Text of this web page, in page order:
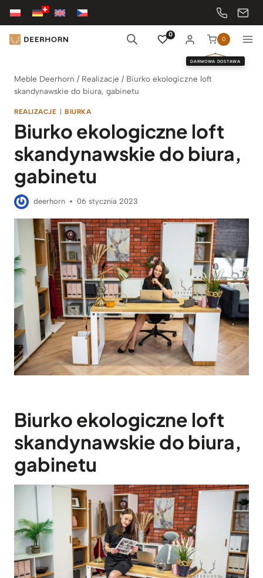
Przejdź
treści
0
0
DARMOWA DOSTAWA
Meble Deerhorn / Realizacje / Biurko ekologiczne loft
skandynawskie do biura, gabinetu
REALIZACJE | BIURKA
Biurko ekologiczne loft
skandynawskie do biura,
gabinetu
deerhorn 06 stycznia 2023
Biurko ekologiczne loft
skandynawskie do biura,
gabinetu